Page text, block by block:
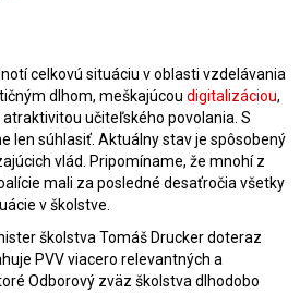
celkovú situáciu v oblasti vzdelávania
dlhom, meškajúcou digitalizáciou,
učiteľského povolania. S
len súhlasiť. Aktuálny stav je spôsobený
vlád. Pripomíname, že mnohí z
mali za posledné desaťročia všetky
v školstve.
školstva Tomáš Drucker doteraz
PVV viacero relevantných a
Odborový zväz školstva dlhodobo